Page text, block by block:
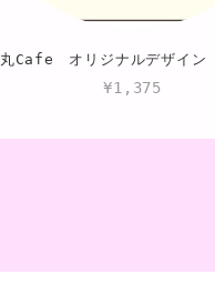
¥1,375